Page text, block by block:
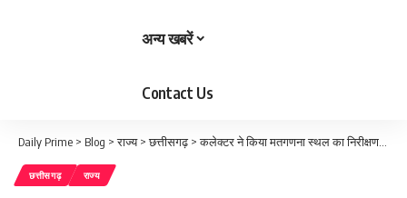
अन्य खबरें
Contact Us
Daily Prime > Blog >राज्य>छत्तीसगढ़>कलेक्टर ने किया मतगणना स्थल का निरीक्षण, दिए आवश्यक निर्देश
छत्तीसगढ़ राज्य